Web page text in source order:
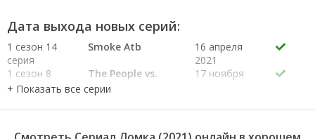
Дата выхода новых серий:
1 сезон 14
серия
Smoke Atb
16 апреля
2021
1 сезон 8
серия
The People vs.
Purdue Pharma
17 ноября
серия
Warning
2021